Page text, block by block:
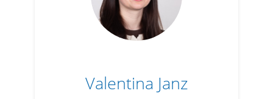
Valentina Janz